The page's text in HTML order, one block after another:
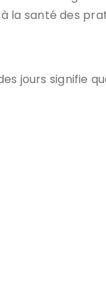
à la santé des
jours signifie